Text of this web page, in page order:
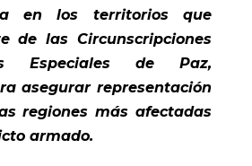
en los territorios que
de las Circunscripciones
Especiales de Paz,
asegurar representación
regiones más afectadas
armado.